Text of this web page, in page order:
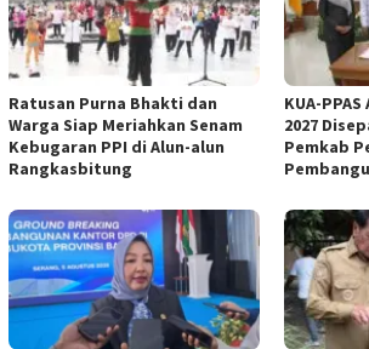
Ratusan Purna Bhakti dan
Warga Siap Meriahkan Senam
Kebugaran PPI di Alun-alun
Rangkasbitung
KUA-
2027
Pemkab